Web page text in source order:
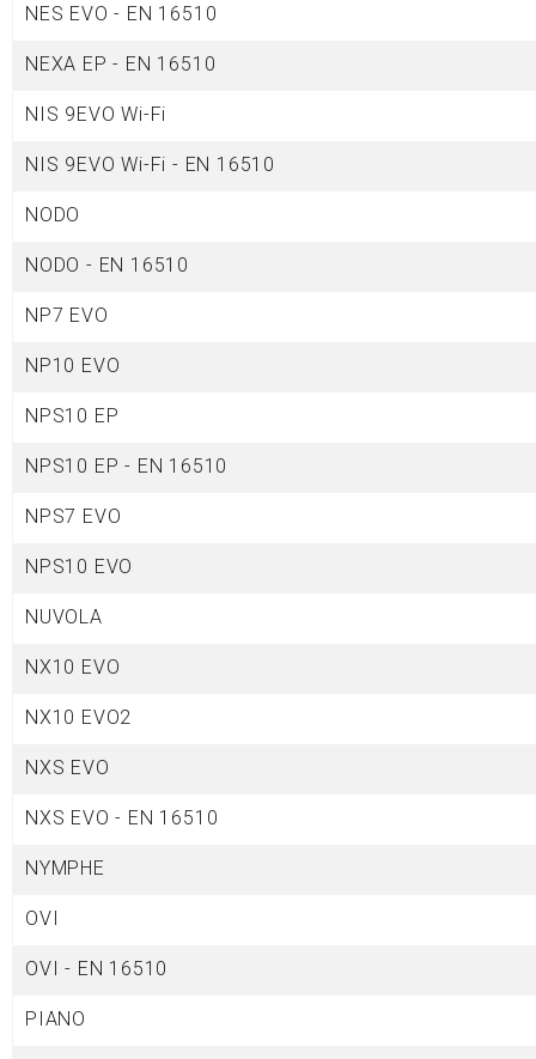
NES EVO - EN 16510
NEXA EP - EN 16510
NIS 9EVO Wi-Fi
NIS 9EVO Wi-Fi - EN 16510
NODO
NODO - EN 16510
NP7 EVO
NP10 EVO
NPS10 EP
NPS10 EP - EN 16510
NPS7 EVO
NPS10 EVO
NUVOLA
NX10 EVO
NX10 EVO2
NXS EVO
NXS EVO - EN 16510
NYMPHE
OVI
OVI - EN 16510
PIANO